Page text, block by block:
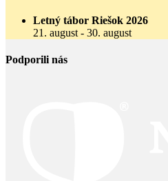
Letný tábor Riešok 2026
21. august - 30. august
Podporili nás